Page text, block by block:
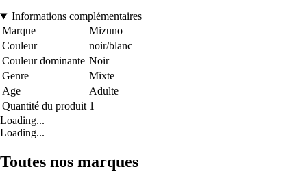
Informations complémentaires
Marque
Mizuno
Couleur
noir/blanc
Couleur dominante Noir
Genre
Mixte
Age
Adulte
Quantité du produit 1
Loading...
Loading...
Toutes nos marques